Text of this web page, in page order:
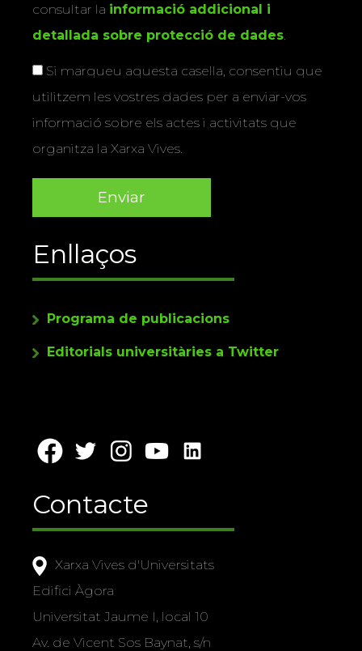
consultar la informació addicional i
detallada sobre protecció de dades.
Si marqueu aquesta casella, consentiu que
utilitzem les vostres dades per a enviar-vos
informació sobre els actes i activitats que
organitza la Xarxa Vives.
Enllaços
Programa de publicacions
Editorials universitàries a Twitter
Contacte
Xarxa Vives d'Universitats
Edifici Àgora
Universitat Jaume I, local 10
Av. de Vicent Sos Baynat, s/n